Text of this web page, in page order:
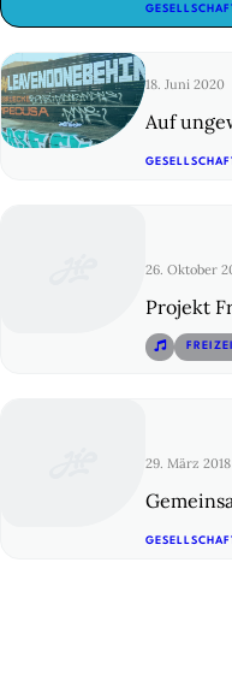
18. Juni 2020
Auf
26. Oktober
Projekt
29. März 2018